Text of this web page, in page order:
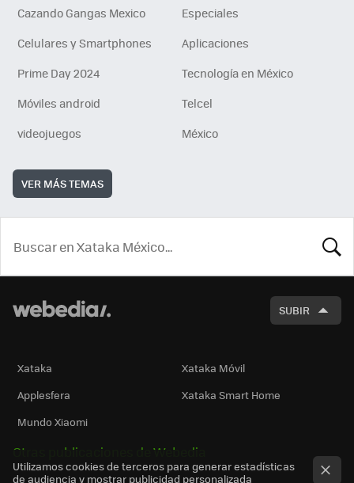
Cazando Gangas Mexico
Especiales
Celulares y Smartphones
Aplicaciones
Prime Day 2024
Tecnología en México
Móviles android
Telcel
videojuegos
México
VER MÁS TEMAS
SUBIR
Xataka
Xataka Móvil
Applesfera
Xataka Smart Home
Mundo Xiaomi
Otras publicaciones de Webedia
Utilizamos cookies de terceros para generar estadísticas
de audiencia y mostrar publicidad personalizada